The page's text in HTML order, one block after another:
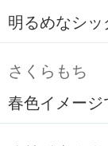
明るめなシッ
さくらもち
春色イメージ